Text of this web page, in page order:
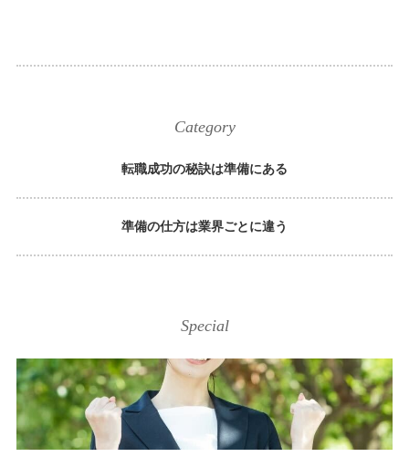
Category
転職成功の秘訣は準備にある
準備の仕方は業界ごとに違う
Special